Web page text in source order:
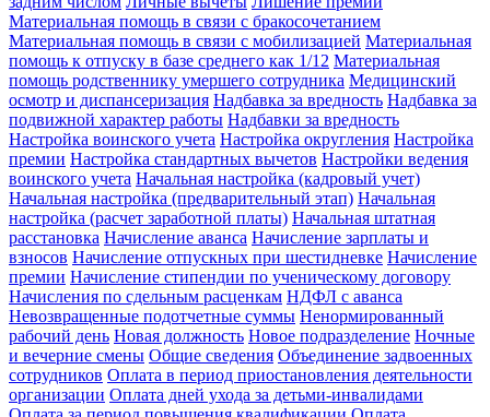
Материальная помощь в связи с бракосочетанием
Материальная помощь в связи с мобилизацией Материальная
помощь к отпуску в базе среднего как 1/12 Материальная
помощь родственнику умершего сотрудника Медицинский
осмотр и диспансеризация Надбавка за вредность Надбавка за
подвижной характер работы Надбавки за вредность
Настройка воинского учета Настройка округления Настройка
премии Настройка стандартных вычетов Настройки ведения
воинского учета Начальная настройка (кадровый учет)
Начальная настройка (предварительный этап) Начальная
настройка (расчет заработной платы) Начальная штатная
расстановка Начисление аванса Начисление зарплаты и
взносов Начисление отпускных при шестидневке Начисление
премии Начисление стипендии по ученическому договору
Начисления по сдельным расценкам НДФЛ с аванса
Невозвращенные подотчетные суммы Ненормированный
рабочий день Новая должность Новое подразделение Ночные
и вечерние смены Общие сведения Объединение задвоенных
сотрудников Оплата в период приостановления деятельности
организации Оплата дней ухода за детьми-инвалидами